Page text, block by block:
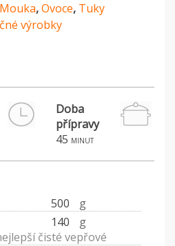
Mouka,Ovoce, Tuky
výrobky
Doba
přípravy
45 minut
500
g
140
g
čisté vepřové